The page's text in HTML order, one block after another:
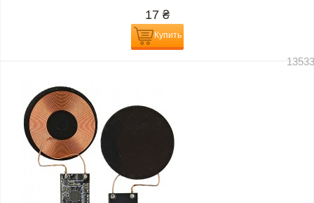
17 ₴
Купить